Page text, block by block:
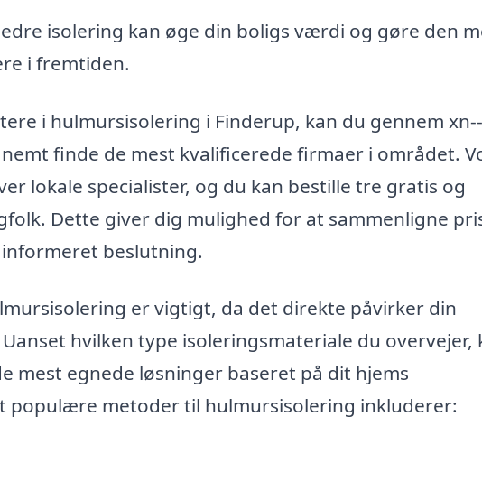
isolering kan øge din boligs værdi og gøre den
i fremtiden.
i hulmursisolering i Finderup, kan du gennem xn--
finde de mest kvalificerede firmaer i området.
lokale specialister, og du kan bestille tre gratis og
Dette giver dig mulighed for at sammenligne
beslutning.
er vigtigt, da det direkte påvirker din
hvilken type isoleringsmateriale du overvejer,
mest egnede løsninger baseret på dit hjems
populære metoder til hulmursisolering inkluderer: